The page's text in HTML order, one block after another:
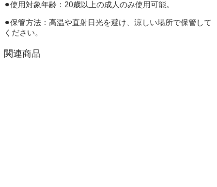
⚫︎使用対象年齢：20歳以上の成人のみ使用可能。
⚫︎保管方法：高温や直射日光を避け、涼しい場所で保管して
ください。
関連商品